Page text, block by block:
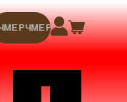
МЕРЧМЕРЧМЕРЧМЕРЧ